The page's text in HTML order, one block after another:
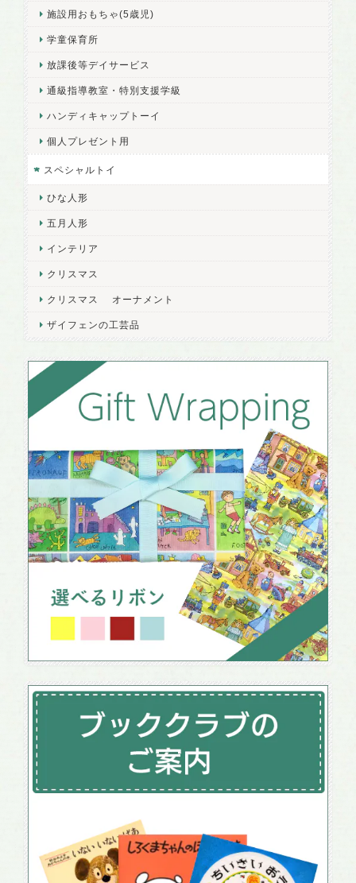
施設用おもちゃ(5歳児)
学童保育所
放課後等デイサービス
通級指導教室・特別支援学級
ハンディキャップトーイ
個人プレゼント用
スペシャルトイ
ひな人形
五月人形
インテリア
クリスマス
クリスマス オーナメント
ザイフェンの工芸品